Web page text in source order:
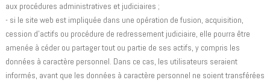
aux procédures administratives et judiciaires ;
- si le site web est impliquée dans une opération de fusion, acquisition,
cession d'actifs ou procédure de redressement judiciaire, elle pourra être
amenée à céder ou partager tout ou partie de ses actifs, y compris les
données à caractère personnel. Dans ce cas, les utilisateurs seraient
informés, avant que les données à caractère personnel ne soient transférées